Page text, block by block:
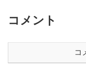
コメント
コ